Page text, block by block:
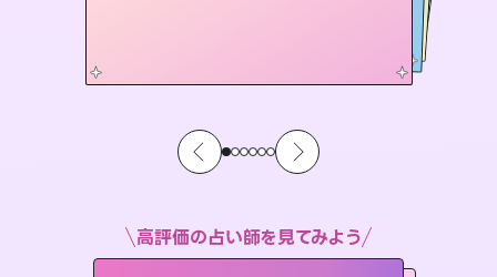
高評価の占い師を見てみよう